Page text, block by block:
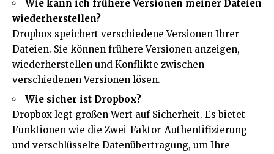
Wie kann ich frühere Versionen meiner Dateien
wiederherstellen?
Dropbox speichert verschiedene Versionen Ihrer
Dateien. Sie können frühere Versionen anzeigen,
wiederherstellen und Konflikte zwischen
verschiedenen Versionen lösen.
Wie sicher ist Dropbox?
Dropbox legt großen Wert auf Sicherheit. Es bietet
Funktionen wie die Zwei-Faktor-Authentifizierung
und verschlüsselte Datenübertragung, um Ihre